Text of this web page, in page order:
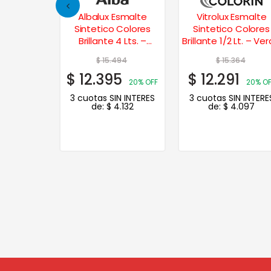
Albalux Esmalte
Sintetico Colores
Brillante 4 Lts. –
$15.494
$ 12.395 20% OFF
3 cuotas SIN INTERES
de: $ 4.132
Vitrolux Esmalte
Sintetico Colores
Brillante 1/2 Lt. –
$15.364
$ 12.291 20%
3 cuotas SIN
de:$ 4.097